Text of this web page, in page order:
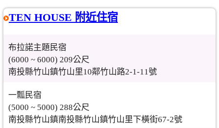
TEN HOUSE 附近住宿
布拉諾主題民宿
(6000 ~ 6000) 209公尺
南投縣竹山鎮竹山里10鄰竹山路2-1-11號
一瓢民宿
(5000 ~ 5000) 288公尺
南投縣竹山鎮南投縣竹山鎮竹山里下橫街67-2號